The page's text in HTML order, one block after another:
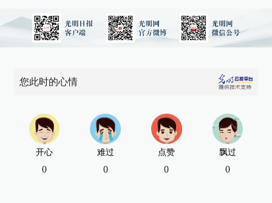
您此时的心情
开心
0
难过
0
点赞
0
飘过
0